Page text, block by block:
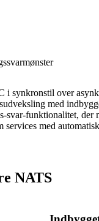
i synkronstil over
med
svar-funktionalitet, der
services med
NATS